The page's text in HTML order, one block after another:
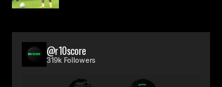
@r10score
319k Followers